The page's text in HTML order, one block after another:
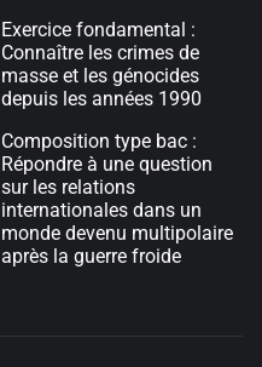
Exercice fondamental :
Connaître les crimes de
masse et les génocides
depuis les années 1990
Composition type bac :
Répondre à une question
sur les relations
internationales dans un
monde devenu multipolaire
après la guerre froide